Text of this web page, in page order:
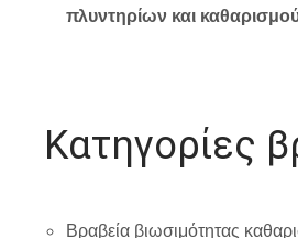
πλυντηρίων και
Κατηγορίες
Βραβεία βιωσιμότητας